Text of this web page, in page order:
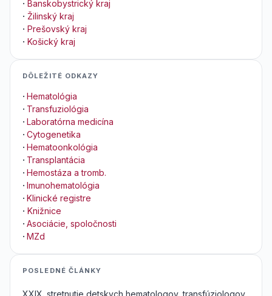
· Banskobystrický kraj
· Žilinský kraj
· Prešovský kraj
· Košický kraj
DÔLEŽITÉ ODKAZY
· Hematológia
· Transfuziológia
· Laboratórna medicína
· Cytogenetika
· Hematoonkológia
· Transplantácia
· Hemostáza a tromb.
· Imunohematológia
· Klinické registre
· Knižnice
· Asociácie, spoločnosti
· MZd
POSLEDNÉ ČLÁNKY
XXIX. stretnutie detskych hematologov, transfúziologov